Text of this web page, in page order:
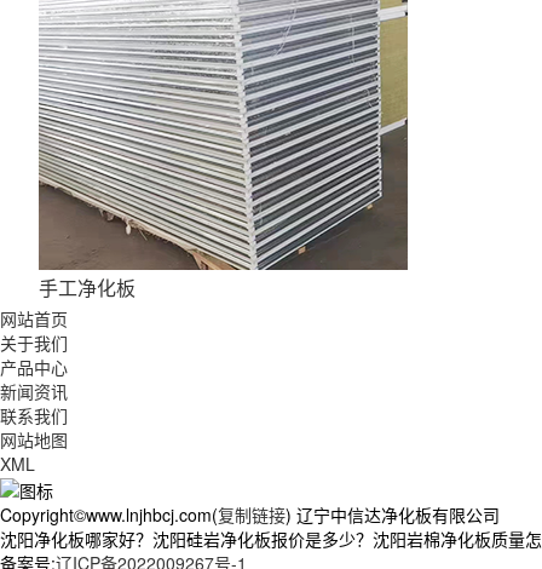
手工净化板
网站首页
关于我们
产品中心
新闻资讯
联系我们
网站地图
XML
Copyright©www.lnjhbcj.com(复制链接) 辽宁中信达净化板有限公司
沈阳净化板哪家好？沈阳硅岩净化板报价是多少？沈阳岩棉净化板质
备案号:辽ICP备2022009267号-1